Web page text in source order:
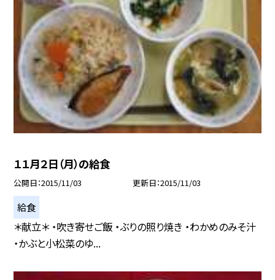
１１月２日（月）の給食
公開日 2015/11/03 更新日 2015/11/03
給食
＊献立＊ ・吹き寄せご飯 ・ぶりの照り焼き ・わかめのみそ汁
・かぶと小松菜のゆ...